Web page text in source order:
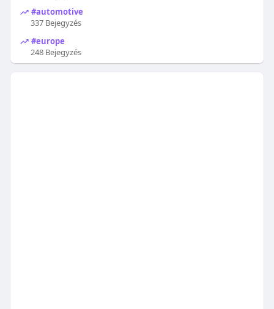
#automotive
337 Bejegyzés
#europe
248 Bejegyzés